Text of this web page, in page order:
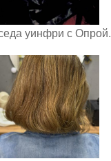
уинфри с Опрой.